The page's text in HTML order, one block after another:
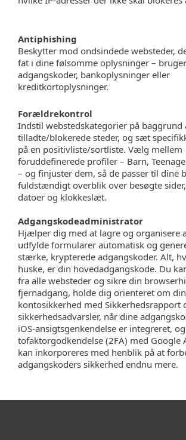
Antiphishing
Beskytter mod ondsindede websteder,
fat i dine følsomme oplysninger –
adgangskoder, bankoplysninger eller
kreditkortoplysninger.
Forældrekontrol
Indstil webstedskategorier på baggrund
tilladte/blokerede steder, og sæt
på en positivliste/sortliste. Vælg mellem
foruddefinerede profiler – Barn,
– og finjuster dem, så de passer til dine
fuldstændigt overblik over besøgte
datoer og klokkeslæt.
Adgangskodeadministrator
Hjælper dig med at lagre og organisere
udfylde formularer automatisk og
stærke, krypterede adgangskoder. Alt,
huske, er din hovedadgangskode. Du
fra alle websteder og sikre din
fjernadgang, holde dig orienteret om din
kontosikkerhed med Sikkerhedsrapport
sikkerhedsadvarsler, når dine
iOS-ansigtsgenkendelse er integreret, og
tofaktorgodkendelse (2FA) med Google
kan inkorporeres med henblik på at
adgangskoders sikkerhed endnu mere.